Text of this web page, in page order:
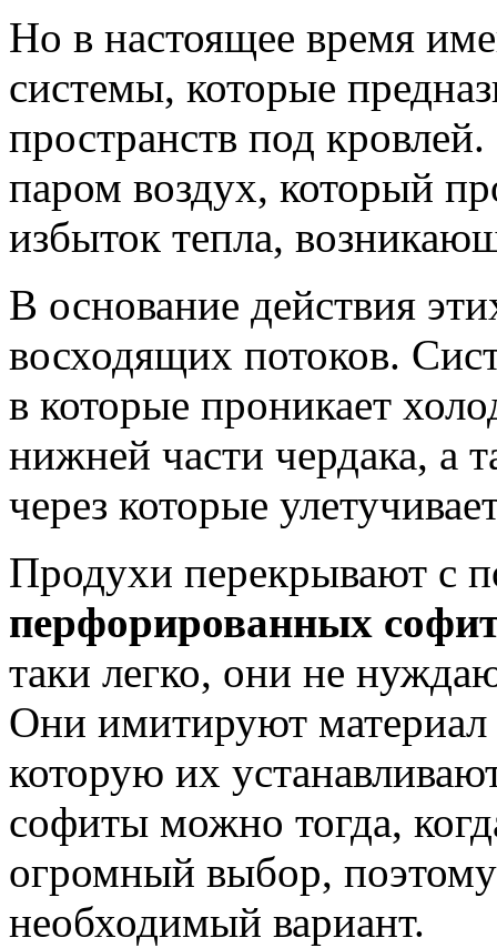
Но в настоящее время
системы, которые
пространств под
паром воздух, который
избыток тепла,
В основание действия
восходящих потоков.
в которые проникает
нижней части чердака, а
через которые
Продухи перекрывают с
перфорированных
таки легко, они не
Они имитируют материал
которую их
софиты можно тогда,
огромный выбор,
необходимый вариант.